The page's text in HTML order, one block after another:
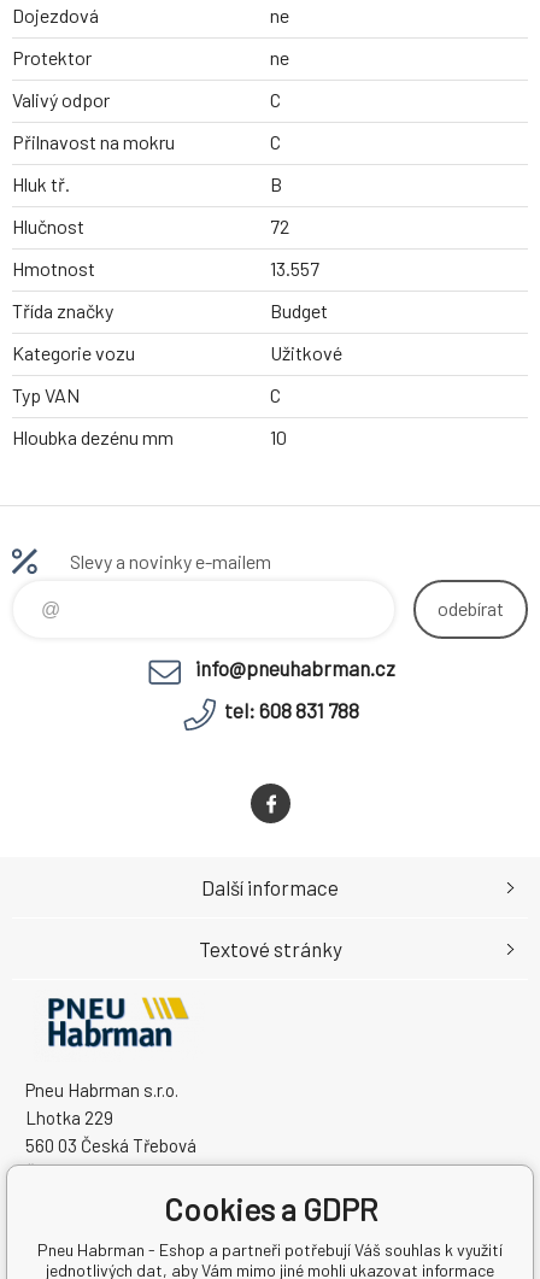
Dojezdová
ne
Protektor
ne
Valivý odpor
C
Přilnavost na mokru
C
Hluk tř.
B
Hlučnost
72
Hmotnost
13.557
Třída značky
Budget
Kategorie vozu
Užitkové
Typ VAN
C
Hloubka dezénu mm
10
Slevy a novinky e-mailem
odebírat
info@pneuhabrman.cz
tel: 608 831 788
Pneu Habrman s.r.o.
Lhotka 229
560 03 Česká Třebová
Česká Republika
Další informace
Textové stránky
Cookies a GDPR
Pneu Habrman - Eshop a partneři potřebují Váš souhlas k využití
jednotlivých dat, aby Vám mimo jiné mohli ukazovat informace